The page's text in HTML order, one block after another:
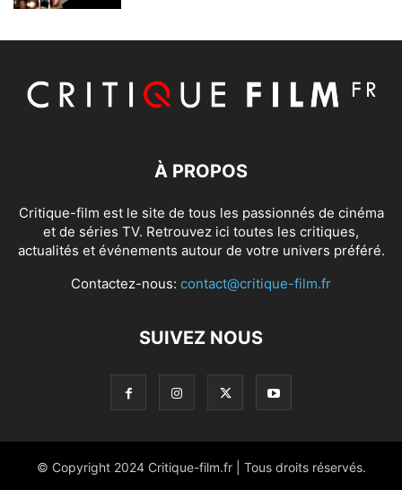
À PROPOS
Critique-film est le site de tous les passionnés de cinéma
et de séries TV. Retrouvez ici toutes les critiques,
actualités et événements autour de votre univers préféré.
Contactez-nous: contact@critique-film.fr
SUIVEZ NOUS
© Copyright 2024 Critique-film.fr | Tous droits réservés.